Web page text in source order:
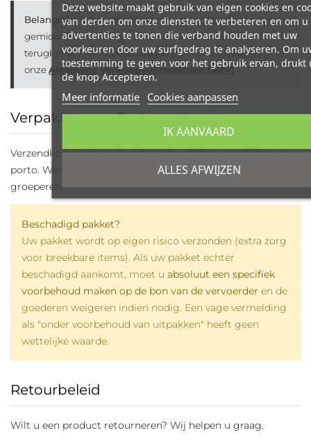
Belangrijke informatie:De aangegeven levertijden zijn
gemiddelde schattingen. Voor details over retouren,
terugbetalingen of beschadigde pakketten, raadpleeg
onzeAlgemene Verkoopvoorwaarden (AVV).
Verpakking en Ontvangst
Verzendkosten zijn inclusief voorbereiding, verpakking en
porto. We raden u aan uw aankopen in één bestelling te
groeperen.
Beschadigd pakket?
Uw pakket wordt op eigen risico verzonden (extra zorg
voor breekbare items). Als uw pakket echter
beschadigd aankomt, moet u absoluut een specifiek
voorbehoud maken op de bon van de vervoerder en de
goederen weigeren indien nodig. Een vage vermelding
als "onder voorbehoud van uitpakken" heeft geen
wettelijke waarde.
Retourbeleid
Wilt u een product retourneren? Wij helpen u graag.
Deze website maakt gebruik van eigen cookies en
van derden om onze diensten te verbeteren en om u
advertenties te tonen die verband houden met uw
voorkeuren door uw surfgedrag te analyseren. Om
toestemming te geven voor het gebruik ervan, drukt
de knop Accepteren.
Meer informatie Cookies aanpassen
ALLES AFWIJZEN
IK AANVAARD